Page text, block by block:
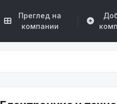
Преглед на
компании